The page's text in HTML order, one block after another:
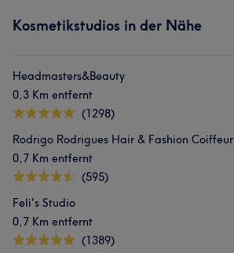
Kosmetikstudios in der Nähe
Headmasters&Beauty
0,3 Km entfernt
(1298)
Rodrigo Rodrigues Hair & Fashion Coiffeur
0,7 Km entfernt
(595)
Feli's Studio
0,7 Km entfernt
(1389)